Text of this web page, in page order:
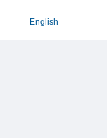
English